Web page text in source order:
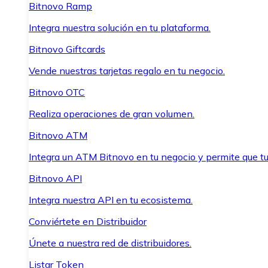
Bitnovo Ramp
Integra nuestra solución en tu plataforma.
Bitnovo Giftcards
Vende nuestras tarjetas regalo en tu negocio.
Bitnovo OTC
Realiza operaciones de gran volumen.
Bitnovo ATM
Integra un ATM Bitnovo en tu negocio y permite que
Bitnovo API
Integra nuestra API en tu ecosistema.
Conviértete en Distribuidor
Únete a nuestra red de distribuidores.
Listar Token